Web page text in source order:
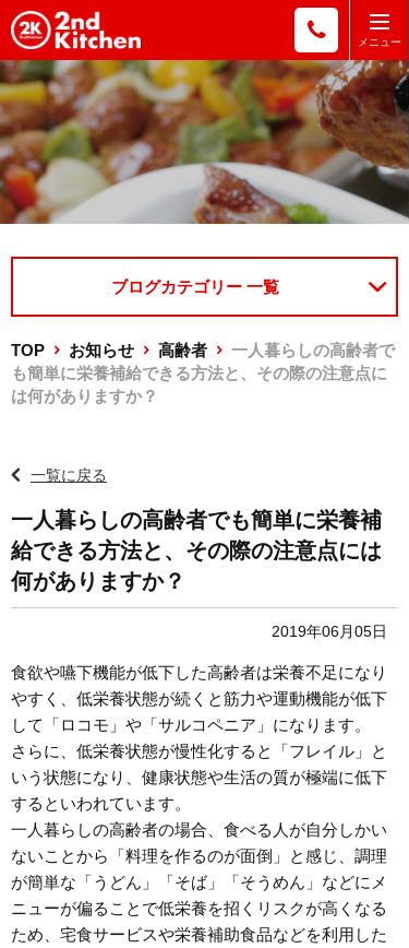
ブログカテゴリー 一覧
TOP お知らせ 高齢者
一人暮らしの高齢者で
も簡単に栄養補給できる方法と、その際の注意点に
は何がありますか？
一覧に戻る
一人暮らしの高齢者でも簡単に栄養補
給できる方法と、その際の注意点には
何がありますか？
2019年06月05日
食欲や嚥下機能が低下した高齢者は栄養不足になり
やすく、低栄養状態が続くと筋力や運動機能が低下
して「ロコモ」や「サルコペニア」になります。
さらに、低栄養状態が慢性化すると「フレイル」と
いう状態になり、健康状態や生活の質が極端に低下
するといわれています。
一人暮らしの高齢者の場合、食べる人が自分しかい
ないことから「料理を作るのが面倒」と感じ、調理
が簡単な「うどん」「そば」「そうめん」などにメ
ニューが偏ることで低栄養を招くリスクが高くなる
ため、宅食サービスや栄養補助食品などを利用した